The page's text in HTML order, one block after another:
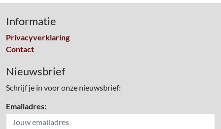
Informatie
Privacyverklaring
Contact
Nieuwsbrief
Schrijf je in voor onze nieuwsbrief:
Emailadres: